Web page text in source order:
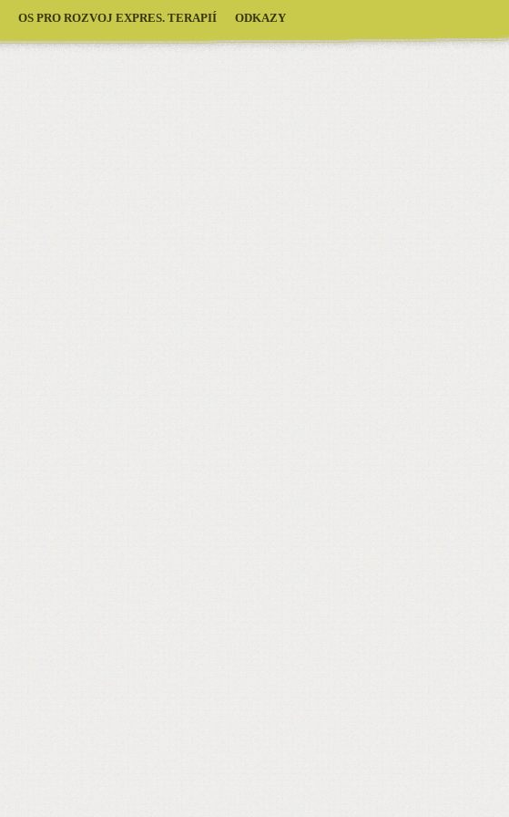
OS PRO ROZVOJ EXPRES. TERAPIÍ ODKAZY